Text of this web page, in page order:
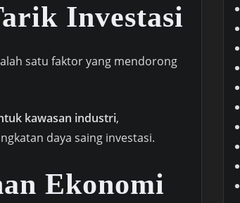
Investasi
satu faktor yang mendorong
kawasan industri,
daya saing investasi.
Ekonomi